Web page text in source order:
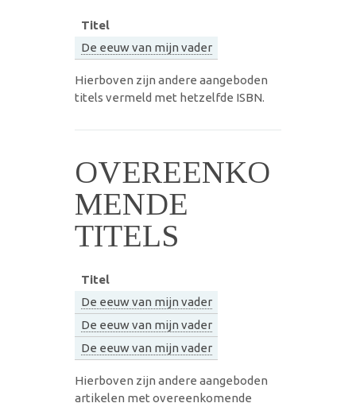
Titel
De eeuw van mijn vader
Hierboven zijn andere aangeboden
titels vermeld met hetzelfde ISBN.
OVEREENKO
MENDE
TITELS
Titel
De eeuw van mijn vader
De eeuw van mijn vader
De eeuw van mijn vader
Hierboven zijn andere aangeboden
artikelen met overeenkomende